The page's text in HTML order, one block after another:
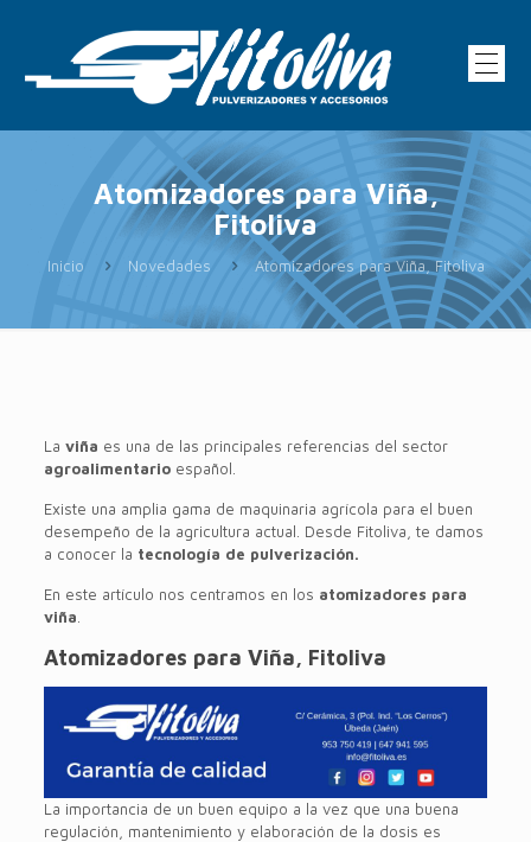
Atomizadores para Viña,
Fitoliva
Inicio Novedades Atomizadores para Viña, Fitoliva
La viña es una de las principales referencias del sector
agroalimentarioespañol.
Existe una amplia gama de maquinaria agrícola para el buen
desempeño de la agricultura actual. Desde Fitoliva, te damos
a conocer la tecnología de pulverización.
En este artículo nos centramos en los atomizadores para
viña
Atomizadores para Viña, Fitoliva
La importancia de un buen equipo a la vez que una buena
regulación, mantenimiento y elaboración de la dosis es